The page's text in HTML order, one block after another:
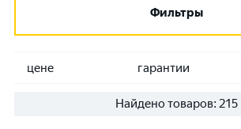
Фильтры
цене гарантии
Найдено товаров: 215